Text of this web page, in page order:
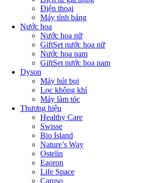
Điện thoại
Máy tính bảng
Nước hoa
Nước hoa nữ
GiftSet nước hoa nữ
Nước hoa nam
GiftSet nước hoa nam
Dyson
Máy hút bụi
Lọc không khí
Máy làm tóc
Thương hiệu
Healthy Care
Swisse
Bio Island
Nature’s Way
Ostelin
Eaoron
Life Space
Caruso